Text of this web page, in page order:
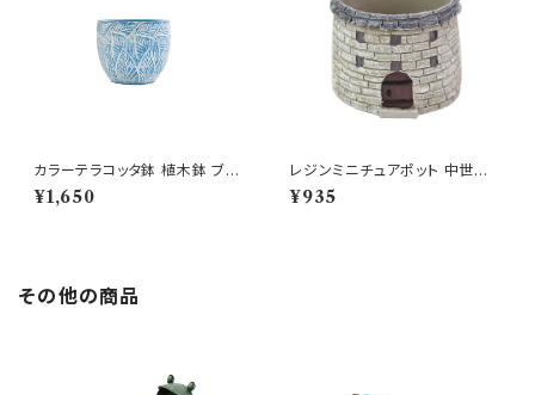
カラーテラコッタ鉢 植木鉢 ブル
¥1,650
レジンミニチュアポット 中世の
塔 GY 櫓 鐘楼 多肉 鉢
¥935
その他の商品